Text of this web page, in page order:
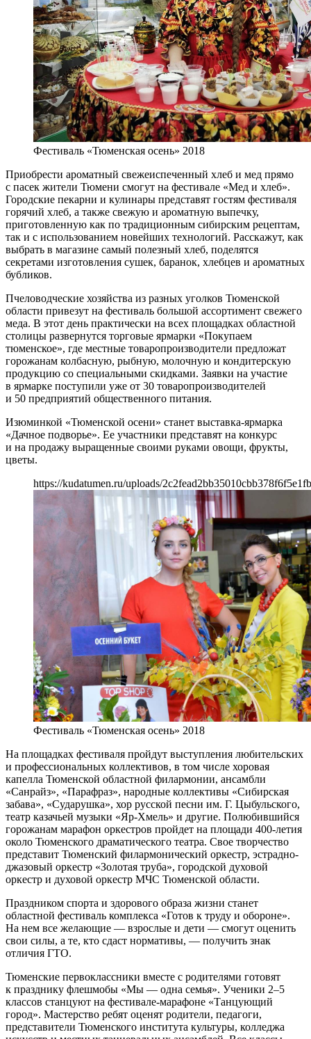
Фестиваль «Тюменская осень» 2018
Приобрести ароматный свежеиспеченный хлеб и мед прямо
с пасек жители Тюмени смогут на фестивале «Мед и хлеб».
Городские пекарни и кулинары представят гостям фестиваля
горячий хлеб, а также свежую и ароматную выпечку,
приготовленную как по традиционным сибирским рецептам,
так и с использованием новейших технологий. Расскажут, как
выбрать в магазине самый полезный хлеб, поделятся
секретами изготовления сушек, баранок, хлебцев и ароматных
бубликов.
Пчеловодческие хозяйства из разных уголков Тюменской
области привезут на фестиваль большой ассортимент свежего
меда. В этот день практически на всех площадках областной
столицы развернутся торговые ярмарки «Покупаем
тюменское», где местные товаропроизводители предложат
горожанам колбасную, рыбную, молочную и кондитерскую
продукцию со специальными скидками. Заявки на участие
в ярмарке поступили уже от 30 товаропроизводителей
и 50 предприятий общественного питания.
Изюминкой «Тюменской осени» станет выставка-ярмарка
«Дачное подворье». Ее участники представят на конкурс
и на продажу выращенные своими руками овощи, фрукты,
цветы.
https://kudatumen.ru/uploads/
Фестиваль «Тюменская осень» 2018
На площадках фестиваля пройдут выступления любительских
и профессиональных коллективов, в том числе хоровая
капелла Тюменской областной филармонии, ансамбли
«Санрайз», «Парафраз», народные коллективы «Сибирская
забава», «Сударушка», хор русской песни им. Г. Цыбульского,
театр казачьей музыки «Яр-Хмель» и другие. Полюбившийся
горожанам марафон оркестров пройдет на площади 400-летия
около Тюменского драматического театра. Свое творчество
представит Тюменский филармонический оркестр, эстрадно-
джазовый оркестр «Золотая труба», городской духовой
оркестр и духовой оркестр МЧС Тюменской области.
Праздником спорта и здорового образа жизни станет
областной фестиваль комплекса «Готов к труду и обороне».
На нем все желающие — взрослые и дети — смогут оценить
свои силы, а те, кто сдаст нормативы, — получить знак
отличия ГТО.
Тюменские первоклассники вместе с родителями готовят
к празднику флешмобы «Мы — одна семья». Ученики 2–5
классов станцуют на фестивале-марафоне «Танцующий
город». Мастерство ребят оценят родители, педагоги,
представители Тюменского института культуры, колледжа